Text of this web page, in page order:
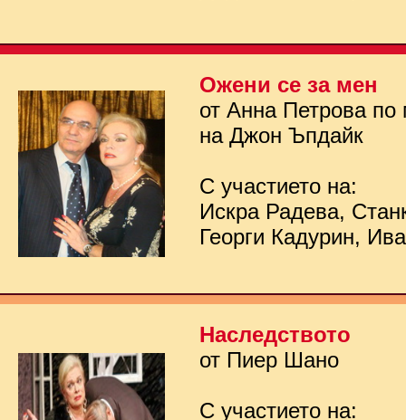
Ожени се за мен
от Анна Петрова по
на Джон Ъпдайк
С участието на:
Искра Радева,
Георги Кадурин,
Наследството
от Пиер Шано
С участието на: